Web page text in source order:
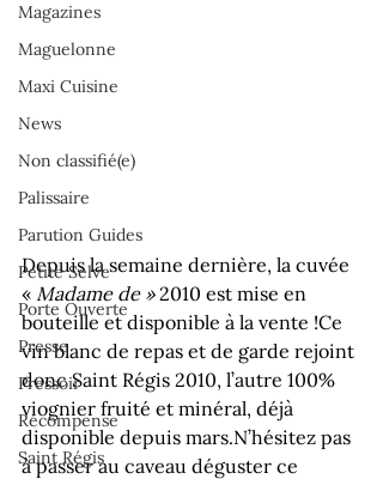
Magazines
Maguelonne
Maxi Cuisine
News
Non classifié(e)
Palissaire
Parution Guides
Petite Selve
Porte Ouverte
Presse
Pressoir
Récompense
Saint Régis
Depuis la semaine dernière, la cuvée
« Madame de » 2010 est mise en
bouteille et disponible à la vente !Ce
vin blanc de repas et de garde rejoint
donc Saint Régis 2010, l’autre 100%
viognier fruité et minéral, déjà
disponible depuis mars.N’hésitez pas
à passer au caveau déguster ce